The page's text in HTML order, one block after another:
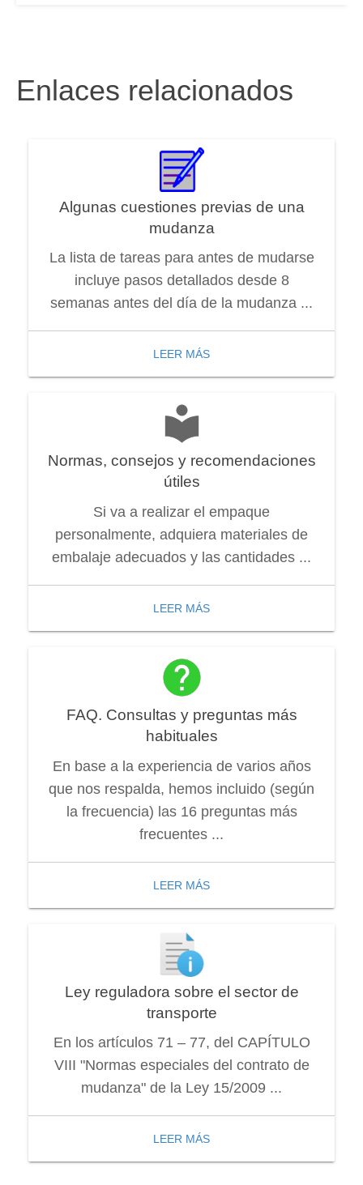
Enlaces relacionados
Algunas cuestiones previas de una
mudanza
La lista de tareas para antes de mudarse
incluye pasos detallados desde 8
semanas antes del día de la mudanza ...
LEER MÁS
Normas, consejos y recomendaciones
útiles
Si va a realizar el empaque
personalmente, adquiera materiales de
embalaje adecuados y las cantidades ...
LEER MÁS
FAQ. Consultas y preguntas más
habituales
En base a la experiencia de varios años
que nos respalda, hemos incluido (según
la frecuencia) las 16 preguntas más
frecuentes ...
LEER MÁS
Ley reguladora sobre el sector de
transporte
En los artículos 71 – 77, del CAPÍTULO
VIII "Normas especiales del contrato de
mudanza" de la Ley 15/2009 ...
LEER MÁS